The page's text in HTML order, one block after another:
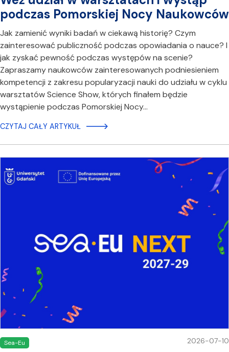
podczas Pomorskiej Nocy Naukowców
Jak zamienić wyniki badań w ciekawą historię? Czym
zainteresować publiczność podczas opowiadania o nauce? I
jak zyskać pewność podczas występów na scenie?
Zapraszamy naukowców zainteresowanych podniesieniem
kompetencji z zakresu popularyzacji nauki do udziału w cyklu
warsztatów Science Show, których finałem będzie
wystąpienie podczas Pomorskiej Nocy…
CZYTAJ CAŁY ARTYKUŁ
Sea-Eu 2026-07-10